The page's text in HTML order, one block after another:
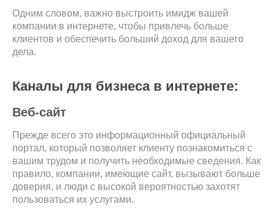
Одним словом, важно выстроить имидж вашей
компании в интернете, чтобы привлечь больше
клиентов и обеспечить больший доход для вашего
дела.
Каналы для бизнеса в интернете:
Веб-сайт
Прежде всего это информационный официальный
портал, который позволяет клиенту познакомиться с
вашим трудом и получить необходимые сведения. Как
правило, компании, имеющие сайт, вызывают больше
доверия, и люди с высокой вероятностью захотят
пользоваться их услугами.